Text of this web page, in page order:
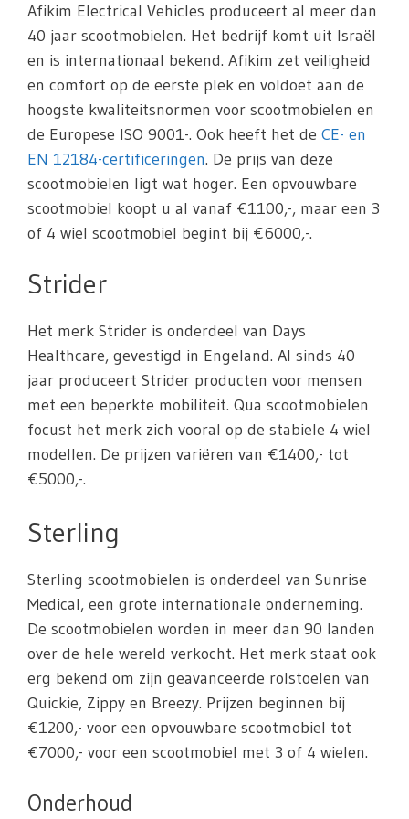
Afikim Electrical Vehicles produceert al meer dan
40 jaar scootmobielen. Het bedrijf komt uit Israël
en is internationaal bekend. Afikim zet veiligheid
en comfort op de eerste plek en voldoet aan de
hoogste kwaliteitsnormen voor scootmobielen en
de Europese ISO 9001-. Ook heeft het de CE- en
EN 12184-certificeringen. De prijs van deze
scootmobielen ligt wat hoger. Een opvouwbare
scootmobiel koopt u al vanaf €1100,-, maar een 3
of 4 wiel scootmobiel begint bij €6000,-.
Strider
Het merk Strider is onderdeel van Days
Healthcare, gevestigd in Engeland. Al sinds 40
jaar produceert Strider producten voor mensen
met een beperkte mobiliteit. Qua scootmobielen
focust het merk zich vooral op de stabiele 4 wiel
modellen. De prijzen variëren van €1400,- tot
€5000,-.
Sterling
Sterling scootmobielen is onderdeel van Sunrise
Medical, een grote internationale onderneming.
De scootmobielen worden in meer dan 90 landen
over de hele wereld verkocht. Het merk staat ook
erg bekend om zijn geavanceerde rolstoelen van
Quickie, Zippy en Breezy. Prijzen beginnen bij
€1200,- voor een opvouwbare scootmobiel tot
€7000,- voor een scootmobiel met 3 of 4 wielen.
Onderhoud